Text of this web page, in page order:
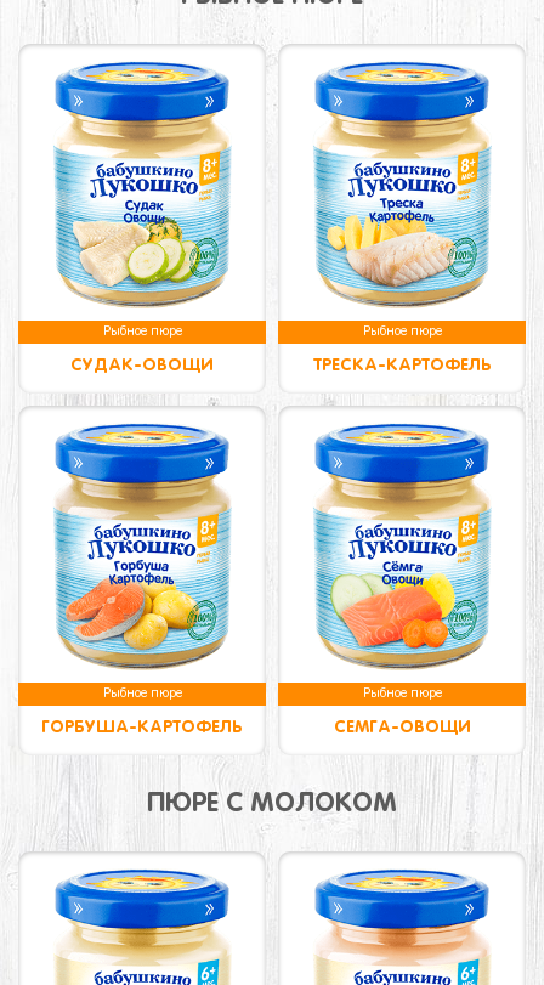
Рыбное пюре
СУДАК-ОВОЩИ
Рыбное пюре
ТРЕСКА-КАРТОФЕЛЬ
Рыбное пюре
ГОРБУША-КАРТОФЕЛЬ
Рыбное пюре
СЕМГА-ОВОЩИ
ПЮРЕ С МОЛОКОМ